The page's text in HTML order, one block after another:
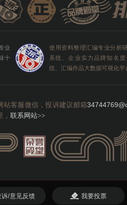
业
十
使用资料整理汇编专业分析
系统、企业实力品牌知名
统、汇编作品大数据可视化平
站客服微信，投诉建议邮箱
联系网站>>
诉/意见反馈 我要投票